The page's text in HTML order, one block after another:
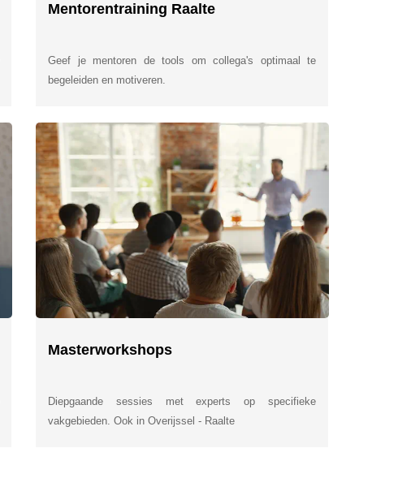
Mentorentraining Raalte
Geef je mentoren de tools om collega's optimaal te
begeleiden en motiveren.
Masterworkshops
Diepgaande sessies met experts op specifieke
vakgebieden. Ook in Overijssel - Raalte